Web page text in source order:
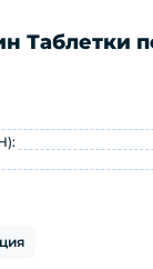
Таблетки